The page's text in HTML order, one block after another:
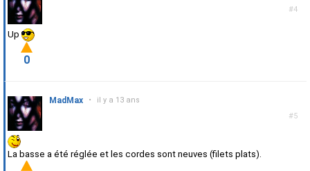
#4
Up
0
#5
MadMax • il y a 13 ans
La basse a été réglée et les cordes sont neuves (filets plats).